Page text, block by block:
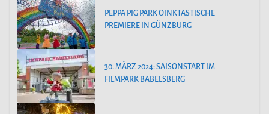
PEPPA PIG PARK OINKTASTISCHE
PREMIERE IN GÜNZBURG
30. MÄRZ 2024: SAISONSTART IM
FILMPARK BABELSBERG